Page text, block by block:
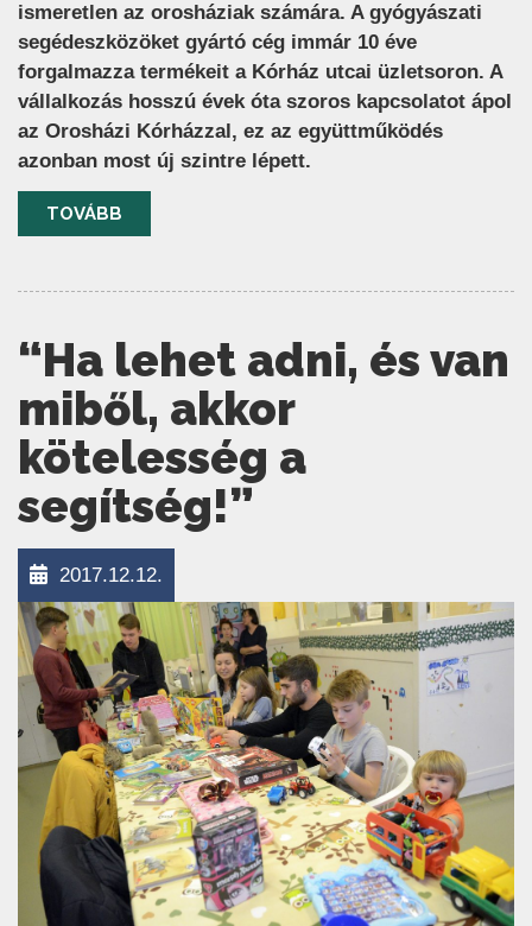
ismeretlen az orosháziak számára. A gyógyászati
segédeszközöket gyártó cég immár 10 éve
forgalmazza termékeit a Kórház utcai üzletsoron. A
vállalkozás hosszú évek óta szoros kapcsolatot ápol
az Orosházi Kórházzal, ez az együttműködés
azonban most új szintre lépett.
TOVÁBB
“Ha lehet adni, és van
miből, akkor
kötelesség a
segítség!”
2017.12.12.